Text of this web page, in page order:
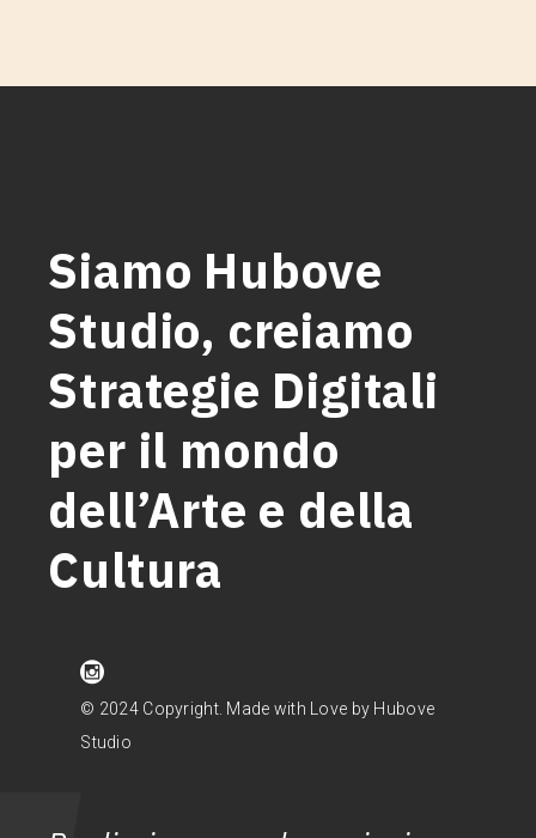
Siamo Hubove
Studio, creiamo
Strategie Digitali
per il mondo
dell’Arte e della
Cultura
© 2024 Copyright. Made with Love by Hubove
Studio